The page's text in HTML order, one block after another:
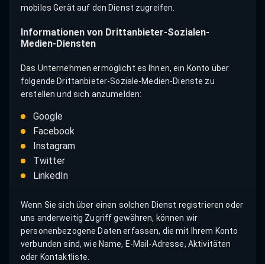
mobiles Gerät auf den Dienst zugreifen.
Informationen von Drittanbieter-Sozialen-
Medien-Diensten
Das Unternehmen ermöglicht es Ihnen, ein Konto über
folgende Drittanbieter-Soziale-Medien-Dienste zu
erstellen und sich anzumelden:
Google
Facebook
Instagram
Twitter
LinkedIn
Wenn Sie sich über einen solchen Dienst registrieren oder
uns anderweitig Zugriff gewähren, können wir
personenbezogene Daten erfassen, die mit Ihrem Konto
verbunden sind, wie Name, E-Mail-Adresse, Aktivitäten
oder Kontaktliste.